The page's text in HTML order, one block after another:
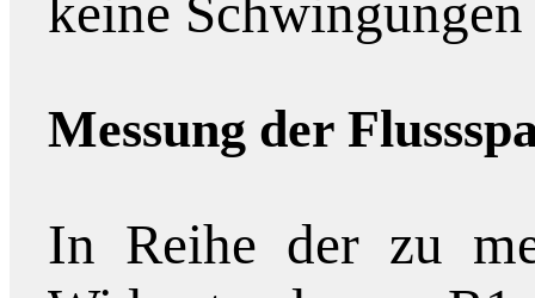
keine Schwingungen
Messung der
In Reihe der zu